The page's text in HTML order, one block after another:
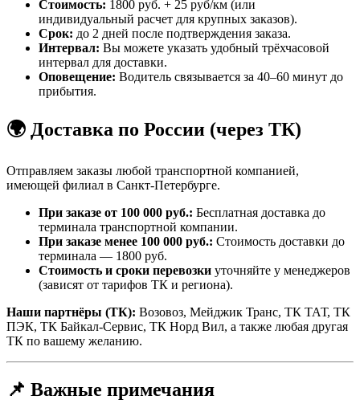
Стоимость: 1800 руб. + 25 руб/км (или
индивидуальный расчет для крупных заказов).
Срок: до 2 дней после подтверждения заказа.
Интервал: Вы можете указать удобный трёхчасовой
интервал для доставки.
Оповещение: Водитель связывается за 40–60 минут до
прибытия.
🌍 Доставка по России (через ТК)
Отправляем заказы любой транспортной компанией,
имеющей филиал в Санкт-Петербурге.
При заказе от 100 000 руб.: Бесплатная доставка до
терминала транспортной компании.
При заказе менее 100 000 руб.: Стоимость доставки до
терминала — 1800 руб.
Стоимость и сроки перевозки уточняйте у менеджеров
(зависят от тарифов ТК и региона).
Наши партнёры (ТК): Возовоз, Мейджик Транс, ТК ТАТ, ТК
ПЭК, ТК Байкал-Сервис, ТК Норд Вил, а также любая другая
ТК по вашему желанию.
📌 Важные примечания